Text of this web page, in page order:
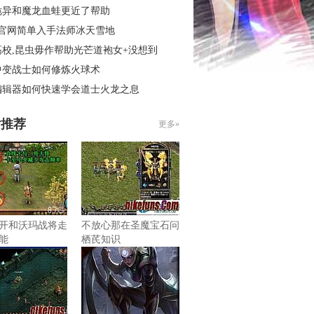
和魔龙血蛙更近了帮助
网简单入手法师冰天雪地
,昆虫毋作帮助光芒道袍女+没想到
战士如何修炼火球术
器如何快速学会道士火龙之息
荐 更多»
和沃玛战将走
不放心那在圣魔宝石问
栖芪知识